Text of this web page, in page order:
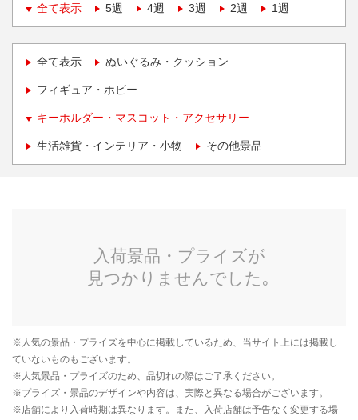
全て表示
5週 4週 3週 2週 1週
全て表示 ぬいぐるみ・クッション
フィギュア・ホビー
キーホルダー・マスコット・アクセサリー
生活雑貨・インテリア・小物 その他景品